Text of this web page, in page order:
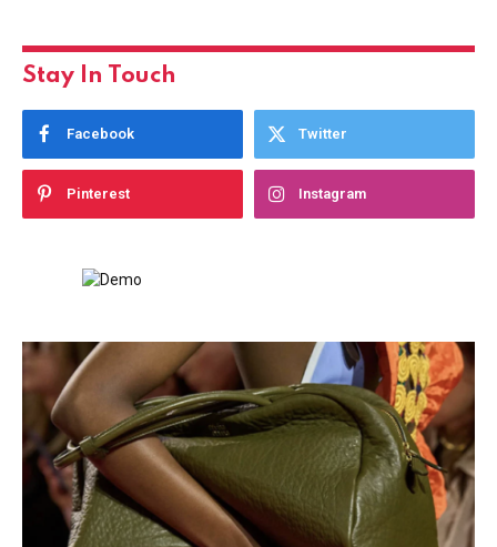
Stay In Touch
Facebook Twitter
Pinterest Instagram